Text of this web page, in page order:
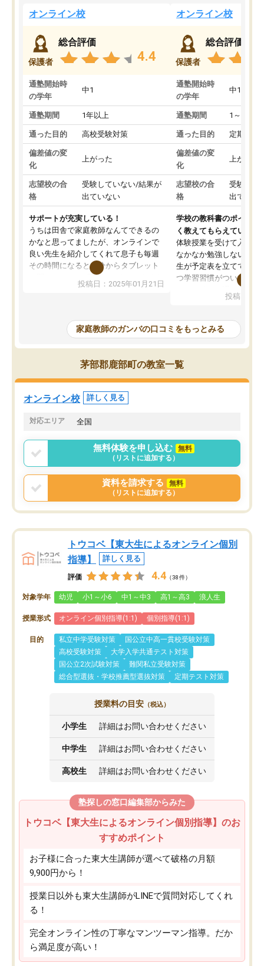
オンライン校
保護者
総合評価
4.4
通塾開始時
の学年
中1
通塾期間 1年以上
通った目的 高校受験対策
偏差値の変
化
上がった
志望校の合
格
受験していない/結果が
出ていない
サポートが充実している！
うちは田舎で家庭教師なんてできるの
かなと思ってましたが、オンラインで
良い先生を紹介してくれて息子も毎週
その時間になると自分からタブレット
を開いてzoomを繋げるようになりまし
た！5科目なんでもOKなのもとても気
めて1年ほどだった今では平均点以上の
科目が増えてきました！あと1年受験ま
であるので無料の週末教室を使用しな
がら頑張って欲しいと思います！
投稿日：2025年01月21日
オンライン校
保護者
総合評価
通塾開始時
の学年
中1
通塾期間 1～3ヵ月
通った目的 定期テス
偏差値の変
化
上がった
志望校の合
格
受験して
出ていな
学校の教科書のポイント
く教えてもらえている
体験授業を受けて入塾し
なかなか勉強しない息子
生が予定表を立ててくれ
つ学習習慣がついてきま
指導が無い日も予定表
問できるのでとても助か
投稿日：
家庭教師のガンバの口コミをもっとみる
茅部郡鹿部町の教室一覧
オンライン校 詳しく見る
対応エリア 全国
無料体験を申し込む
無料
（リストに追加する）
資料を請求する
無料
（リストに追加する）
トウコベ【東大生によるオンライン個別
指導】
詳しく見る
評価 4.4 （38件）
対象学年 幼児 小1～小6 中1～中3 高1～高3 浪人生
授業形式 オンライン個別指導(1:1) 個別指導(1:1)
目的 私立中学受験対策
国公立中高一貫校受験対策
高校受験対策
大学入学共通テスト対策
国公立2次試験対策
難関私立受験対策
総合型選抜・学校推薦型選抜対策
定期テスト対策
授業料の目安 （税込）
小学生 詳細はお問い合わせください
中学生 詳細はお問い合わせください
高校生 詳細はお問い合わせください
塾探しの窓口編集部からみた
トウコベ【東大生によるオンライン個別指導】のお
すすめポイント
お子様に合った東大生講師が選べて破格の月額
9,900円から！
授業日以外も東大生講師がLINEで質問対応してくれ
る！
完全オンライン性の丁寧なマンツーマン指導。だか
ら満足度が高い！